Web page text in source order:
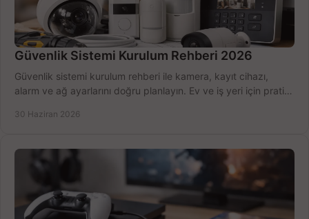
Güvenlik Sistemi Kurulum Rehberi 2026
Güvenlik sistemi kurulum rehberi ile kamera, kayıt cihazı,
alarm ve ağ ayarlarını doğru planlayın. Ev ve iş yeri için pratik
30 Haziran 2026